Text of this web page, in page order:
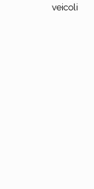
veicoli